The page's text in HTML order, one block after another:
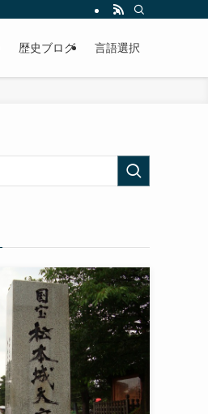
歴史ブログ 言語選択